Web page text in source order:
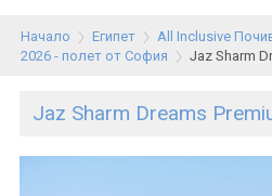
Тунис
Гърция
Начало Египет
All Inclusive
2026 - полет от София
Jaz Sharm
Jaz Sharm Dreams